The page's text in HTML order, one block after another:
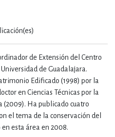
de Extensión del Centro
de Guadalajara.
Edificado (1998) por la
en Ciencias Técnicas por la
(2009). Ha publicado cuatro
el tema de la conservación del
esta área en 2008.